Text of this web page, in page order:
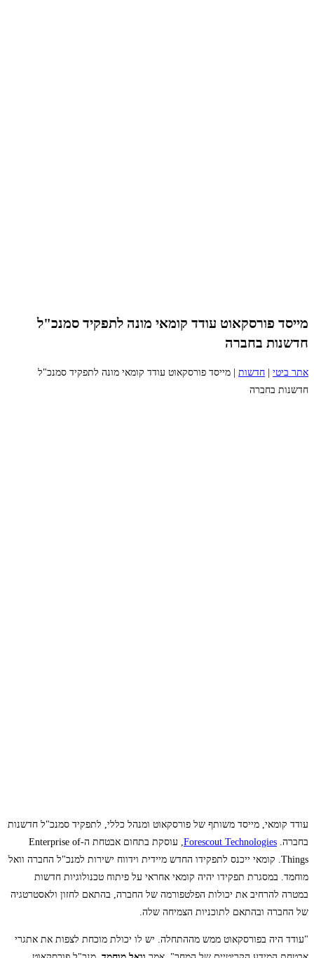
מייסד פורסקאוט עודד קומאי מונה לתפקיד סמנכ"ל
חדשנות בחברה
אתר ביטי חדשות
מייסד פורסקאוט עודד קומאי מונה לתפקיד סמנכ"ל
חדשנות בחברה
עודד קומאי, מייסד משותף של פורסקאוט ומנהל כללי, לתפקיד סמנכ"ל חדשנות
בחברה. Forescout Technologies
, עוסקת בתחום אבטחת ה-Enterprise of
Things. קומאי ייכנס לתפקידו החדש מיידית וידווח ישירות למנכ"ל החברה וואל
מוחמד. במסגרת תפקידו יהיה קומאי אחראי על פיתוח טכנולוגיות חדשות
במטרה להרחיב את יכולות הפלטפורמה של החברה, בהתאם לחזון ולאסטרטגיה
של החברה ובהתאם לתוכניות הצמיחה שלה.
"עודד היה בפורסקאוט ממש מההתחלה. יש לו יכולת מוכחת לצפות את אתגרי